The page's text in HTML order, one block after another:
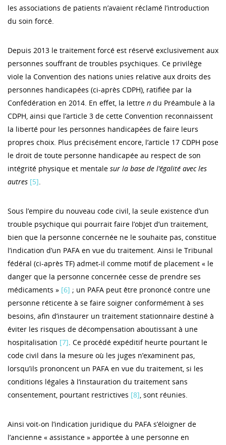
les associations de patients n’avaient réclamé l’introduction
du soin forcé.
Depuis 2013 le traitement forcé est réservé exclusivement aux
personnes souffrant de troubles psychiques. Ce privilège
viole la Convention des nations unies relative aux droits des
personnes handicapées (ci-après CDPH), ratifiée par la
Confédération en 2014. En effet, la lettre n du Préambule à la
CDPH, ainsi que l’article 3 de cette Convention reconnaissent
la liberté pour les personnes handicapées de faire leurs
propres choix. Plus précisément encore, l’article 17 CDPH pose
le droit de toute personne handicapée au respect de son
intégrité physique et mentale sur la base de l’égalité avec les
autres [5].
Sous l’empire du nouveau code civil, la seule existence d’un
trouble psychique qui pourrait faire l’objet d’un traitement,
bien que la personne concernée ne le souhaite pas, constitue
l’indication d’un PAFA en vue du traitement. Ainsi le Tribunal
fédéral (ci-après TF) admet-il comme motif de placement « le
danger que la personne concernée cesse de prendre ses
médicaments » [6] ; un PAFA peut être prononcé contre une
personne réticente à se faire soigner conformément à ses
besoins, afin d’instaurer un traitement stationnaire destiné à
éviter les risques de décompensation aboutissant à une
hospitalisation [7]. Ce procédé expéditif heurte pourtant le
code civil dans la mesure où les juges n’examinent pas,
lorsqu’ils prononcent un PAFA en vue du traitement, si les
conditions légales à l‘instauration du traitement sans
consentement, pourtant restrictives [8], sont réunies.
Ainsi voit-on l’indication juridique du PAFA s’éloigner de
l’ancienne « assistance » apportée à une personne en